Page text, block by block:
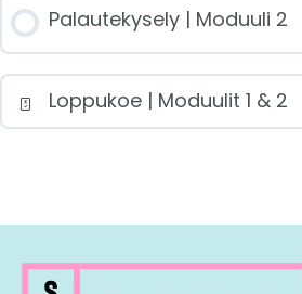
Jakson sisältö
0/5 luennoista
varmennuksesta
Palautekysely | Moduuli 2
Loppukoe | Moduulit 1 & 2